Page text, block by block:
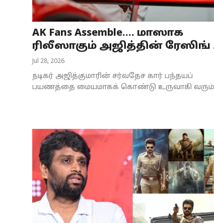
AK Fans Assemble.... மாஸாக
ரிலீஸாகும் அஜித்தின் ரேஸிங்
Jul 28, 2026
நடிகர் அஜித்குமாரின் சர்வதேச கார் பந்தயப்
பயணத்தை மையமாகக் கொண்டு உருவாகி வரும்